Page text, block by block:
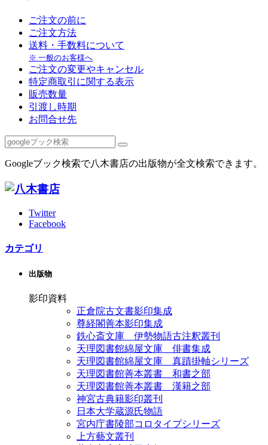
ご注文の前に
ご注文方法
送料・手数料について
※ 一般のお客様へ
ご注文の変更やキャンセル
特定商取引に関する表示
販売数量
引渡し時期
お問合せ先
Googleブック検索で八木書店の出版物が全文検索できます。
Twitter
Facebook
カテゴリ
出版物
影印資料
正倉院古文書影印集成
尊経閣善本影印集成
鉄心斎文庫 伊勢物語古注釈叢刊
天理図書館綿屋文庫 俳書集成
天理図書館綿屋文庫 真蹟掛軸シリーズ
天理図書館善本叢書 和書之部
天理図書館善本叢書 漢籍之部
神宮古典籍影印叢刊
日本大学蔵源氏物語
宮内庁書陵部コロタイプシリーズ
上方藝文叢刊